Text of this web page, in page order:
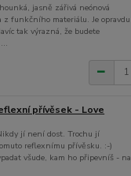
jasně zářivá neónová
z funkčního materiálu. Je opravdu
tak výrazná, že budete
přívěsek - Love
jí není dost. Trochu jí
reflexnímu přívěsku. :-)
všude, kam ho připevníš - na